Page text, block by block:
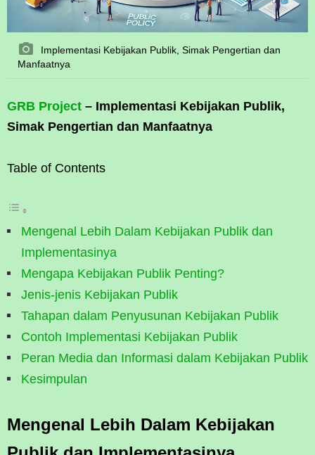
Implementasi Kebijakan Publik, Simak Pengertian dan
Manfaatnya
GRB Project – Implementasi Kebijakan Publik,
Simak Pengertian dan Manfaatnya
Table of Contents
Mengenal Lebih Dalam Kebijakan Publik dan
Implementasinya
Mengapa Kebijakan Publik Penting?
Jenis-jenis Kebijakan Publik
Tahapan dalam Penyusunan Kebijakan Publik
Contoh Implementasi Kebijakan Publik
Peran Media dan Informasi dalam Kebijakan Publik
Kesimpulan
Mengenal Lebih Dalam Kebijakan